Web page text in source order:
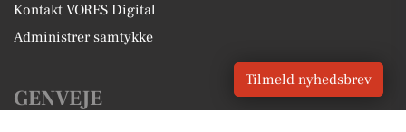
Kontakt VORES Digital
Administrer samtykke
GENVEJE
Tilmeld nyhedsbrev